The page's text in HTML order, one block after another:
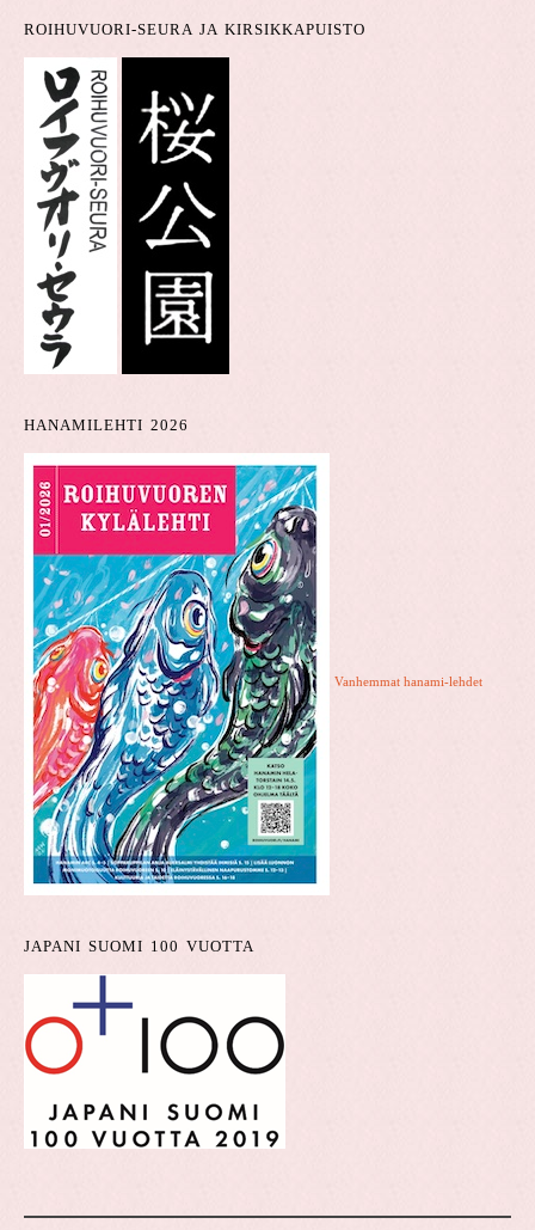
ROIHUVUORI-SEURA JA KIRSIKKAPUISTO
HANAMILEHTI 2026
Vanhemmat hanami-lehdet
JAPANI SUOMI 100 VUOTTA